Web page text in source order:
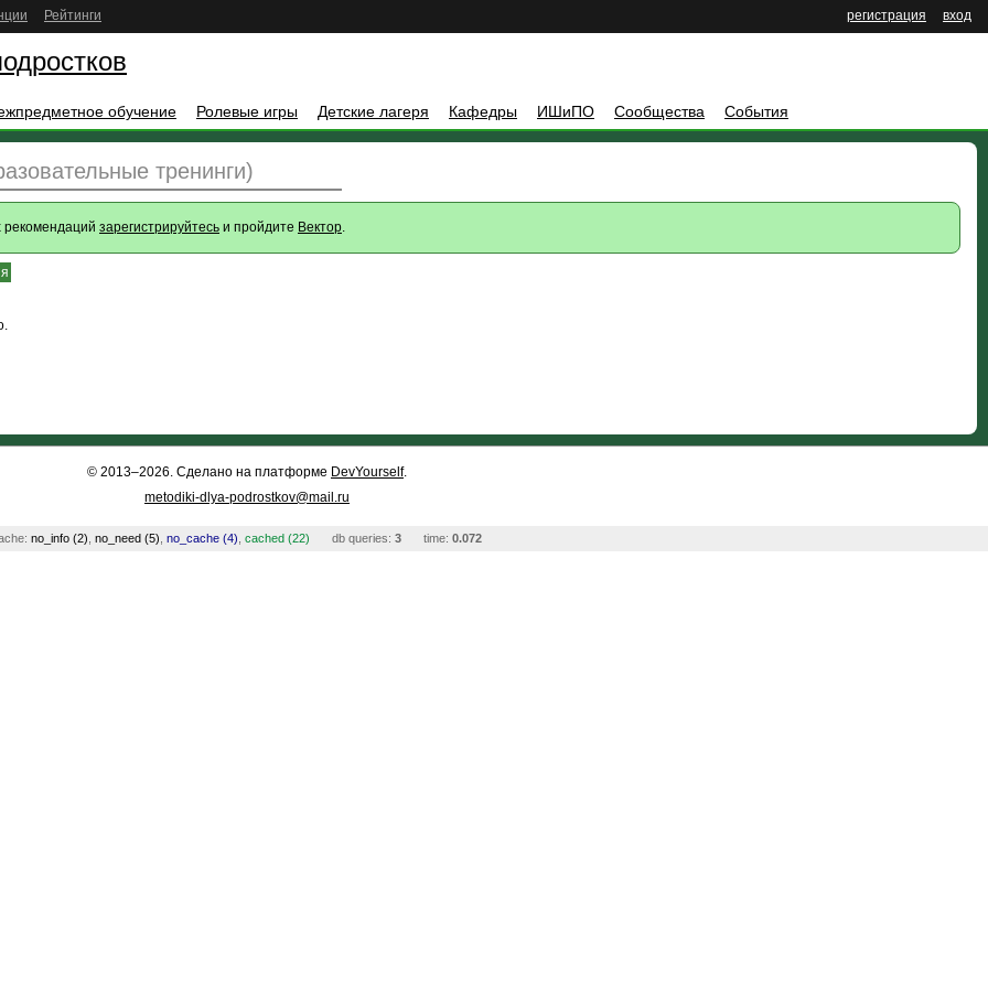
вход
регистрация
Рейтинги
обучение Ролевые игры Детские лагеря Кафедры ИШиПО Сообщества События
тренинги)
зарегистрируйтесь и пройдите Вектор.
© 2013–2026. Сделано на платформе DevYourself.
metodiki-dlya-podrostkov@mail.ru
no_info (2) no_need (5) no_cache (4) cached (22) db queries: 3 time: 0.072